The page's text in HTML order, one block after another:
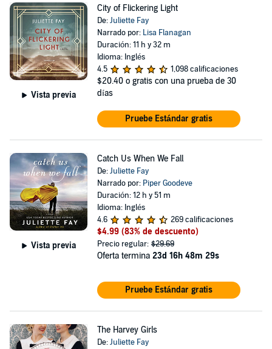
Vista previa
City of Flickering Light
De:Juliette Fay
Narrado por: Lisa Flanagan
Duración: 11 h y 32 m
Idioma: Inglés
4.5
1,098 calificaciones
$20.40 o gratis con una prueba de 30
días
Pruebe Estándar gratis
Vista previa
Catch Us When We Fall
De:Juliette Fay
Narrado por: Piper Goodeve
Duración: 12 h y 51 m
Idioma: Inglés
4.6
269 calificaciones
$4.99 (83% de descuento)
Precio regular: $29.69
Oferta termina 23d 16h 48m 28s
Pruebe Estándar gratis
The Harvey Girls
De:Juliette Fay